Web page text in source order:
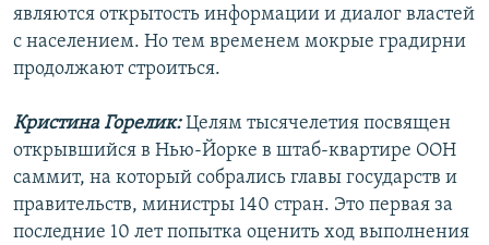
являются открытость информации и диалог властей
с населением. Но тем временем мокрые градирни
продолжают строиться.
Кристина Горелик:Целям тысячелетия посвящен
открывшийся в Нью-Йорке в штаб-квартире ООН
саммит, на который собрались главы государств и
правительств, министры 140 стран. Это первая за
последние 10 лет попытка оценить ход выполнения